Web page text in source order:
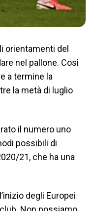
orientamenti del
nel pallone. Così
a termine la
la metà di luglio
il numero uno
possibili di
21, che ha una
degli Europei